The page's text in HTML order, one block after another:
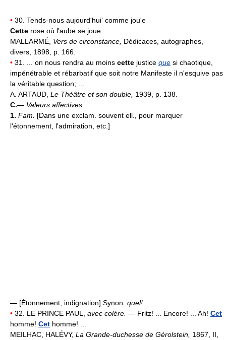
• 30. Tends-nous aujourd'hui' comme jou'e
Cette rose où l'aube se joue.
MALLARMÉ, Vers de circonstance, Dédicaces, autographes,
divers, 1898, p. 166.
• 31. ... on nous rendra au moins cette justice que si chaotique,
impénétrable et rébarbatif que soit notre Manifeste il n'esquive pas
la véritable question; ...
A. ARTAUD, Le Théâtre et son double, 1939, p. 138.
C.— Valeurs affectives
1. Fam. [Dans une exclam. souvent ell., pour marquer
l'étonnement, l'admiration, etc.]
— [Étonnement, indignation] Synon. quel! :
• 32. LE PRINCE PAUL, avec colère. — Fritz! ... Encore! ... Ah! Cet
homme! Cet homme! ...
MEILHAC, HALÉVY, La Grande-duchesse de Gérolstein, 1867, II,